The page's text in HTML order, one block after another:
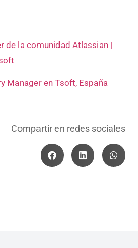
de la comunidad Atlassian |
Manager en Tsoft, España
Compartir en redes sociales